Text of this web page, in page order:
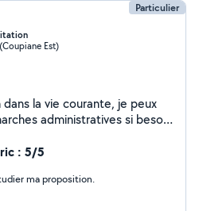
Particulier
Est)
la vie courante, je peux
administratives si besoin
: 5/5
ma proposition.